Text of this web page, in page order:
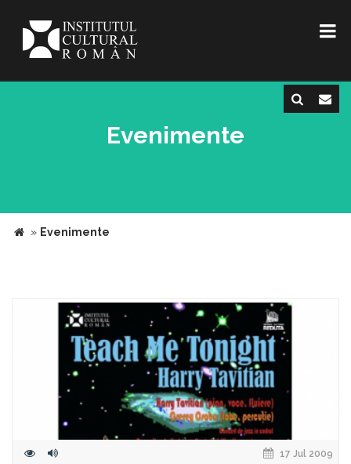
Evenimente
» Evenimente
17 Jul 2009